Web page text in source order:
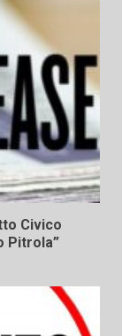
Civico
Pitrola”